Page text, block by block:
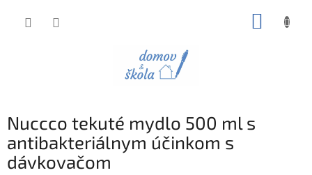
Nuccco tekuté mydlo 500 ml s
antibakteriálnym účinkom s
dávkovačom